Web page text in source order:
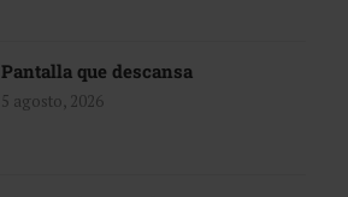
Pantalla que descansa
5 agosto, 2026